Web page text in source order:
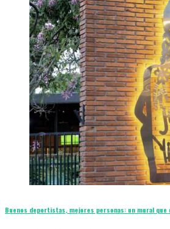
Buenos deportistas, mejores personas: un mural que